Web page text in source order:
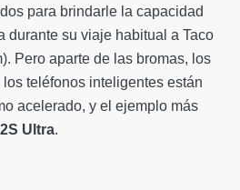
para brindarle la capacidad
durante su viaje habitual a Taco
Pero aparte de las bromas, los
teléfonos inteligentes están
acelerado, y el ejemplo más
Ultra.